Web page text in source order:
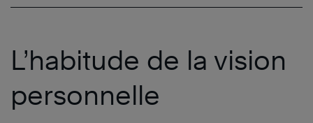
L’habitude de la vision
personnelle